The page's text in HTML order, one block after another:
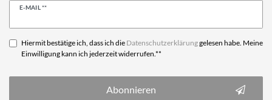
E-MAIL **
Newsletter
Hiermit bestätige ich, dass ich die Daten­schutz­erklärunggelesen habe. Meine
Einwilligung kann ich jederzeit widerrufen.**
Abonnieren